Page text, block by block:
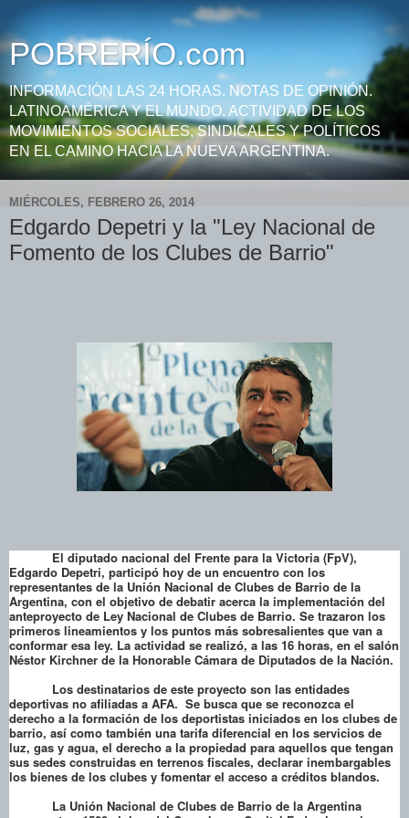
POBRERÍO.com
INFORMACIÓN LAS 24 HORAS. NOTAS DE OPINIÓN.
LATINOAMÉRICA Y EL MUNDO. ACTIVIDAD DE LOS
MOVIMIENTOS SOCIALES, SINDICALES Y POLÍTICOS
EN EL CAMINO HACIA LA NUEVA ARGENTINA.
MIÉRCOLES, FEBRERO 26, 2014
Edgardo Depetri y la "Ley Nacional de
Fomento de los Clubes de Barrio"
El diputado nacional del Frente para la Victoria (FpV),
Edgardo Depetri, participó hoy de un encuentro con los
representantes de la Unión Nacional de Clubes de Barrio de la
Argentina, con el objetivo de debatir acerca la implementación del
anteproyecto de Ley Nacional de Clubes de Barrio. Se trazaron los
primeros lineamientos y los puntos más sobresalientes que van a
conformar esa ley. La actividad se realizó, a las 16 horas, en el salón
Néstor Kirchner de la Honorable Cámara de Diputados de la Nación.
Los destinatarios de este proyecto son las entidades
deportivas no afiliadas a AFA. Se busca que se reconozca el
derecho a la formación de los deportistas iniciados en los clubes de
barrio, así como también una tarifa diferencial en los servicios de
luz, gas y agua, el derecho a la propiedad para aquellos que tengan
sus sedes construidas en terrenos fiscales, declarar inembargables
los bienes de los clubes y fomentar el acceso a créditos blandos.
La Unión Nacional de Clubes de Barrio de la Argentina